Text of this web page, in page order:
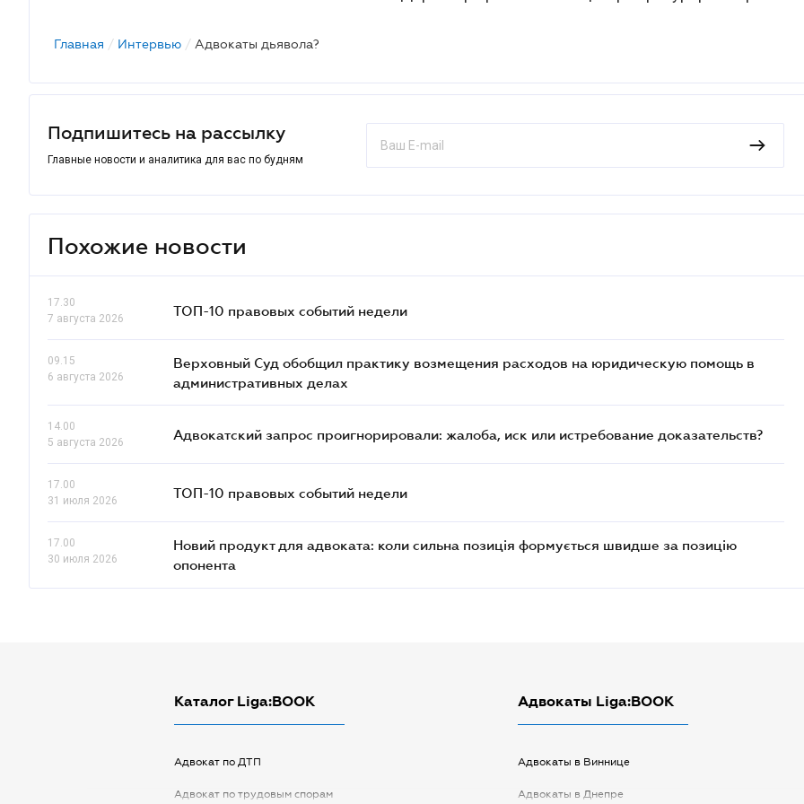
Главная / Интервью / Адвокаты дьявола?
Подпишитесь на рассылку
Главные новости и аналитика для вас по будням
Похожие новости
17.30
7 августа 2026
ТОП-10 правовых событий недели
09.15
6 августа 2026
Верховный Суд обобщил практику возмещения расходов на юридическую помощь в
административных делах
14.00
5 августа 2026
Адвокатский запрос проигнорировали: жалоба, иск или истребование доказательств?
17.00
31 июля 2026
ТОП-10 правовых событий недели
17.00
30 июля 2026
Новий продукт для адвоката: коли сильна позиція формується швидше за позицію
опонента
Каталог Liga:BOOK
Адвокат по ДТП
Адвокат по трудовым спорам
Адвокаты Liga:BOOK
Адвокаты в Виннице
Адвокаты в Днепре